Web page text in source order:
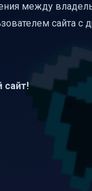
между
сайта с
сайт!